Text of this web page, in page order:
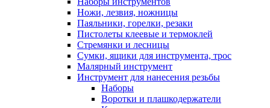
Ножи, лезвия, ножницы
Паяльники, горелки, резаки
Пистолеты клеевые и термоклей
Стремянки и лесницы
Сумки, ящики для инструмента, трос
Малярный инструмент
Инструмент для нанесения резьбы
Наборы
Воротки и плашкодержатели